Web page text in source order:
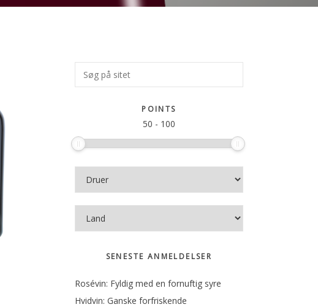
Primær
Sidebar
Søg
på
POINTS
50 - 100
SENESTE ANMELDELSER
Rosévin: Fyldig med en fornuftig syre
Hvidvin: Ganske forfriskende